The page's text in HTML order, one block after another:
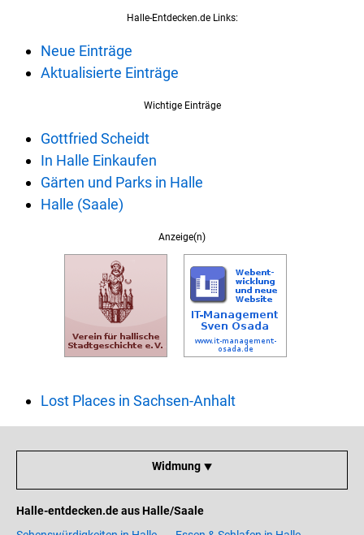
Halle-Entdecken.de Links:
Neue Einträge
Aktualisierte Einträge
Wichtige Einträge
Gottfried Scheidt
In Halle Einkaufen
Gärten und Parks in Halle
Halle (Saale)
Anzeige(n)
Lost Places in Sachsen-Anhalt
Widmung ⯆
Halle-entdecken.de aus Halle/Saale